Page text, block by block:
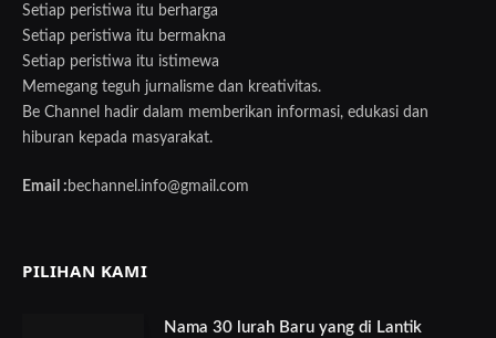
Setiap peristiwa itu berharga
Setiap peristiwa itu bermakna
Setiap peristiwa itu istimewa
Memegang teguh jurnalisme dan kreativitas.
Be Channel hadir dalam memberikan informasi, edukasi dan
hiburan kepada masyarakat.
Email : bechannel.info@gmail.com
PILIHAN KAMI
Nama 30 lurah Baru yang di Lantik